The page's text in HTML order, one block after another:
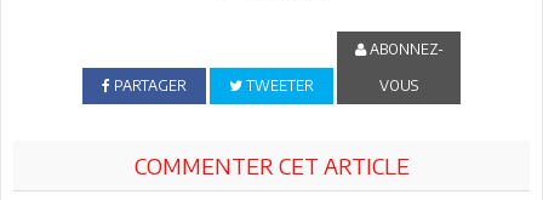
PARTAGER TWEETER
ABONNEZ-
VOUS
COMMENTER CET ARTICLE